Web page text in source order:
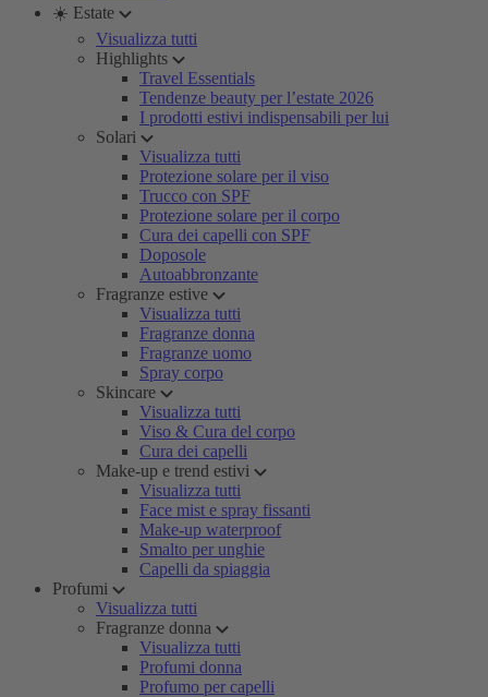
☀️ Estate
Visualizza tutti
Highlights
Travel Essentials
Tendenze beauty per l’estate 2026
I prodotti estivi indispensabili per lui
Solari
Visualizza tutti
Protezione solare per il viso
Trucco con SPF
Protezione solare per il corpo
Cura dei capelli con SPF
Doposole
Autoabbronzante
Fragranze estive
Visualizza tutti
Fragranze donna
Fragranze uomo
Spray corpo
Skincare
Visualizza tutti
Viso & Cura del corpo
Cura dei capelli
Make-up e trend estivi
Visualizza tutti
Face mist e spray fissanti
Make-up waterproof
Smalto per unghie
Capelli da spiaggia
Profumi
Visualizza tutti
Fragranze donna
Visualizza tutti
Profumi donna
Profumo per capelli